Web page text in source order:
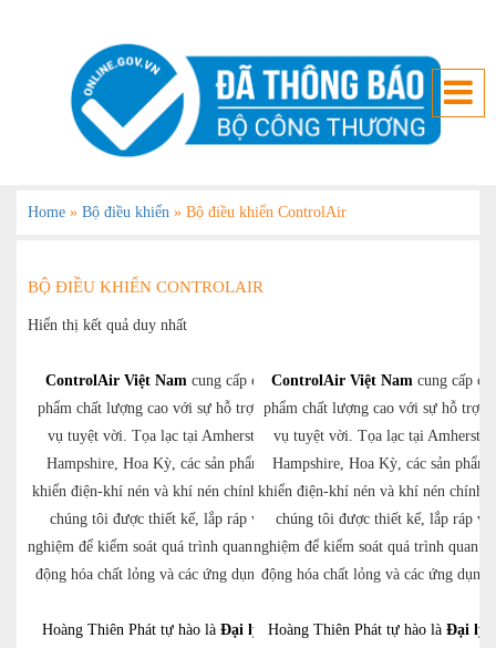
Home » Bộ điều khiển » Bộ điều khiển ControlAir
BỘ ĐIỀU KHIỂN CONTROLAIR
Hiển thị kết quả duy nhất
ControlAir Việt Namcung cấp các sản
phẩm chất lượng cao với sự hỗ trợ và dịch
vụ tuyệt vời. Tọa lạc tại Amherst, New
Hampshire, Hoa Kỳ, các sản phẩm điều
khiển điện-khí nén và khí nén chính xác của
chúng tôi được thiết kế, lắp ráp và thử
nghiệm để kiểm soát quá trình quan trọng, tự
động hóa chất lỏng và các ứng dụng OEM.
Hoàng Thiên Phát tự hào là Đại lý phân
ControlAir Việt Namcung cấp
phẩm chất lượng cao với sự hỗ trợ
vụ tuyệt vời. Tọa lạc tại Amherst,
Hampshire, Hoa Kỳ, các sản phẩm
khiển điện-khí nén và khí nén chính
chúng tôi được thiết kế, lắp ráp và
nghiệm để kiểm soát quá trình quan
động hóa chất lỏng và các ứng dụng
Hoàng Thiên Phát tự hào là Đại lý